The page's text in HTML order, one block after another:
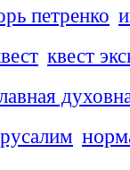
петренко
квест